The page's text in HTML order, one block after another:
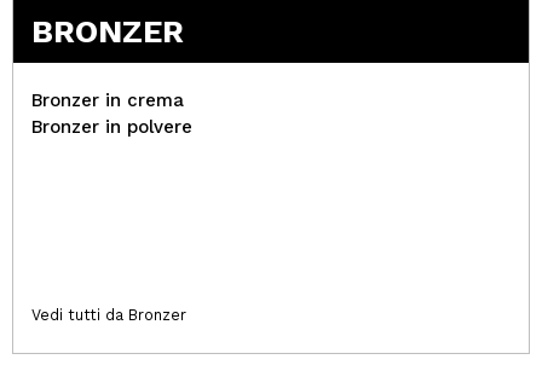
BRONZER
Bronzer in crema
Bronzer in polvere
Vedi tutti da Bronzer